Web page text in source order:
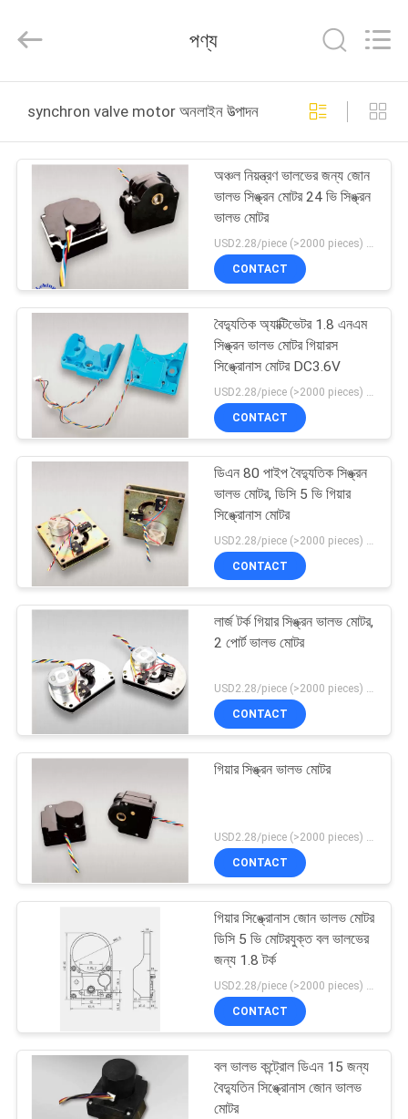
পণ্য
আমাদের
সম্পর্কে
কারখানা
নিয়ন্ত্রণ
করুন
খবর
জন্য
আবেদন
সাইট
PRIVACY
POLICY
Reserved.
পণ্য
synchron valve motor অনলাইন উত্পাদন
অঞ্চল নিয়ন্ত্রণ ভালভের জন্য জোন
ভালভ সিঙ্ক্রন মোটর 24 ভি সিঙ্ক্রন
ভালভ মোটর
USD2.28/piece (>2000 pieces) USD2.5 / piece (1000 - 2000 pieces) MOQ:1000 টুকরা
CONTACT
বৈদ্যুতিক অ্যাক্টিভেটর 1.8 এনএম
সিঙ্ক্রন ভালভ মোটর গিয়ারস
সিঙ্ক্রোনাস মোটর DC3.6V
CONTACT
ডিএন 80 পাইপ বৈদ্যুতিক সিঙ্ক্রন
ভালভ মোটর, ডিসি 5 ভি গিয়ার
সিঙ্ক্রোনাস মোটর
CONTACT
লার্জ টর্ক গিয়ার সিঙ্ক্রন ভালভ মোটর,
2 পোর্ট ভালভ মোটর
USD2.28/piece (>2000 pieces) USD2.5 / piece (1000 - 2000 pieces) MOQ:1000 টুকরা
CONTACT
গিয়ার সিঙ্ক্রন ভালভ মোটর
USD2.28/piece (>2000 pieces) USD2.5 / piece (1000 - 2000 pieces) MOQ:1000 টুকরা
CONTACT
গিয়ার সিঙ্ক্রোনাস জোন ভালভ মোটর
ডিসি 5 ভি মোটরযুক্ত বল ভালভের
জন্য 1.8 টর্ক
CONTACT
বল ভালভ কন্ট্রোল ডিএন 15 জন্য
বৈদ্যুতিন সিঙ্ক্রোনাস জোন ভালভ
মোটর